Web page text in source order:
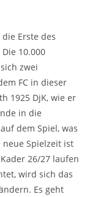
Erste des
10.000
zwei
FC in dieser
1925 DjK, wie er
in die
dem Spiel, was
neue Spielzeit ist
26/27 laufen
wird sich das
Es geht